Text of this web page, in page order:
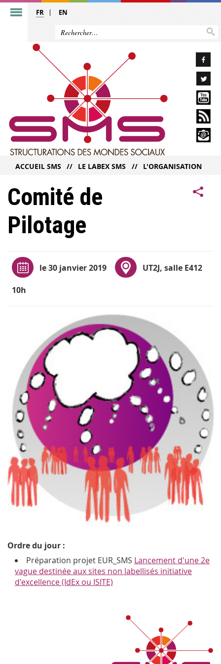
FR EN
ACCUEIL SMS LE LABEX SMS L'ORGANISATION
Comité de
Pilotage
le 30 janvier 2019
10h
UT2J, salle E412
Ordre du jour :
Préparation projet EUR_SMS Lancement d'une 2e
vague destinée aux sites non labellisés initiative
d'excellence (IdEx ou ISITE)